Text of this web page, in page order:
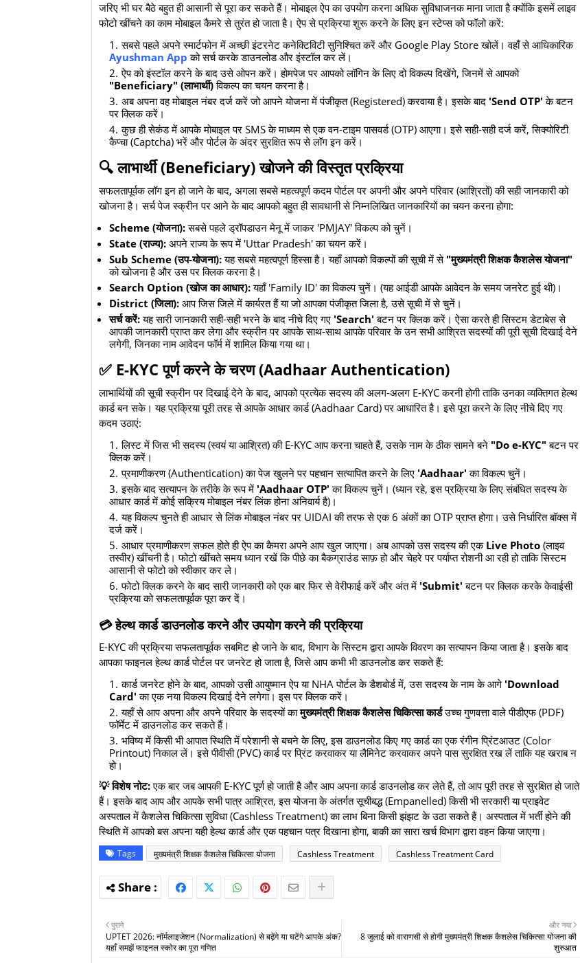
जरिए भी घर बैठे बहुत ही आसानी से पूरा कर सकते हैं। मोबाइल ऐप का उपयोग करना अधिक सुविधाजनक माना जाता है क्योंकि इसमें लाइव
फोटो खींचने का काम मोबाइल कैमरे से तुरंत हो जाता है। ऐप से प्रक्रिया शुरू करने के लिए इन स्टेप्स को फॉलो करें:
​सबसे पहले अपने स्मार्टफोन में अच्छी इंटरनेट कनेक्टिविटी सुनिश्चित करें और Google Play Store खोलें। वहाँ से आधिकारिक
Ayushman App को सर्च करके डाउनलोड और इंस्टॉल कर लें।
​ऐप को इंस्टॉल करने के बाद उसे ओपन करें। होमपेज पर आपको लॉगिन के लिए दो विकल्प दिखेंगे, जिनमें से आपको
"Beneficiary" (लाभार्थी)विकल्प का चयन करना है।
​अब अपना वह मोबाइल नंबर दर्ज करें जो आपने योजना में पंजीकृत (Registered) करवाया है। इसके बाद 'Send OTP' के बटन
पर क्लिक करें।
​कुछ ही सेकंड में आपके मोबाइल पर SMS के माध्यम से एक वन-टाइम पासवर्ड (OTP) आएगा। इसे सही-सही दर्ज करें, सिक्योरिटी
कैप्चा (Captcha) भरें और पोर्टल के अंदर सुरक्षित रूप से लॉग इन करें।
​🔍 लाभार्थी (Beneficiary) खोजने की विस्तृत प्रक्रिया
​सफलतापूर्वक लॉग इन हो जाने के बाद, अगला सबसे महत्वपूर्ण कदम पोर्टल पर अपनी और अपने परिवार (आश्रितों) की सही जानकारी को
खोजना है। सर्च पेज स्क्रीन पर आने के बाद आपको बहुत ही सावधानी से निम्नलिखित जानकारियों का चयन करना होगा:
Scheme (योजना):सबसे पहले ड्रॉपडाउन मेनू में जाकर 'PMJAY' विकल्प को चुनें।
State (राज्य): अपने राज्य के रूप में 'Uttar Pradesh' का चयन करें।
Sub Scheme (उप-योजना):यह सबसे महत्वपूर्ण हिस्सा है। यहाँ आपको विकल्पों की सूची में से "मुख्यमंत्री शिक्षक कैशलेस योजना"
को खोजना है और उस पर क्लिक करना है।
Search Option (खोज का आधार):यहाँ 'Family ID' का विकल्प चुनें। (यह आईडी आपके आवेदन के समय जनरेट हुई थी)।
District (जिला): आप जिस जिले में कार्यरत हैं या जो आपका पंजीकृत जिला है, उसे सूची में से चुनें।
सर्च करें:यह सारी जानकारी सही-सही भरने के बाद नीचे दिए गए 'Search' बटन पर क्लिक करें। ऐसा करते ही सिस्टम डेटाबेस से
आपकी जानकारी प्राप्त कर लेगा और स्क्रीन पर आपके साथ-साथ आपके परिवार के उन सभी आश्रित सदस्यों की पूरी सूची दिखाई देने
लगेगी, जिनका नाम आवेदन फॉर्म में शामिल किया गया था।
​✅ E-KYC पूर्ण करने के चरण (Aadhaar Authentication)
​लाभार्थियों की सूची स्क्रीन पर दिखाई देने के बाद, आपको प्रत्येक सदस्य की अलग-अलग E-KYC करनी होगी ताकि उनका व्यक्तिगत हेल्थ
कार्ड बन सके। यह प्रक्रिया पूरी तरह से आपके आधार कार्ड (Aadhaar Card) पर आधारित है। इसे पूरा करने के लिए नीचे दिए गए
कदम उठाएं:
​लिस्ट में जिस भी सदस्य (स्वयं या आश्रित) की E-KYC आप करना चाहते हैं, उसके नाम के ठीक सामने बने "Do e-KYC" बटन पर
क्लिक करें।
​प्रमाणीकरण (Authentication) का पेज खुलने पर पहचान सत्यापित करने के लिए 'Aadhaar' का विकल्प चुनें।
​इसके बाद सत्यापन के तरीके के रूप में 'Aadhaar OTP' का विकल्प चुनें। (ध्यान रहे, इस प्रक्रिया के लिए संबंधित सदस्य के
आधार कार्ड में कोई सक्रिय मोबाइल नंबर लिंक होना अनिवार्य है)।
​यह विकल्प चुनते ही आधार से लिंक मोबाइल नंबर पर UIDAI की तरफ से एक 6 अंकों का OTP प्राप्त होगा। उसे निर्धारित बॉक्स में
दर्ज करें।
​आधार प्रमाणीकरण सफल होते ही ऐप का कैमरा अपने आप खुल जाएगा। अब आपको उस सदस्य की एक Live Photo (लाइव
तस्वीर) खींचनी है। फोटो खींचते समय ध्यान रखें कि पीछे का बैकग्राउंड साफ़ हो और चेहरे पर पर्याप्त रोशनी आ रही हो ताकि सिस्टम
आसानी से फोटो को स्वीकार कर ले।
​फोटो क्लिक करने के बाद सारी जानकारी को एक बार फिर से वेरीफाई करें और अंत में 'Submit' बटन पर क्लिक करके केवाईसी
प्रक्रिया को सफलतापूर्वक पूरा कर दें।
​💳 हेल्थ कार्ड डाउनलोड करने और उपयोग करने की प्रक्रिया
​E-KYC की प्रक्रिया सफलतापूर्वक सबमिट हो जाने के बाद, विभाग के सिस्टम द्वारा आपके विवरण का सत्यापन किया जाता है। इसके बाद
आपका फाइनल हेल्थ कार्ड पोर्टल पर जनरेट हो जाता है, जिसे आप कभी भी डाउनलोड कर सकते हैं:
​कार्ड जनरेट होने के बाद, आपको उसी आयुष्मान ऐप या NHA पोर्टल के डैशबोर्ड में, उस सदस्य के नाम के आगे 'Download
Card' का एक नया विकल्प दिखाई देने लगेगा। इस पर क्लिक करें।
​यहाँ से आप अपना और अपने परिवार के सदस्यों कामुख्यमंत्री शिक्षक कैशलेस चिकित्सा कार्डउच्च गुणवत्ता वाले पीडीएफ (PDF)
फॉर्मेट में डाउनलोड कर सकते हैं।
​भविष्य में किसी भी आपात स्थिति में परेशानी से बचने के लिए, इस डाउनलोड किए गए कार्ड का एक रंगीन प्रिंटआउट (Color
Printout) निकाल लें। इसे पीवीसी (PVC) कार्ड पर प्रिंट करवाकर या लैमिनेट करवाकर अपने पास सुरक्षित रख लें ताकि यह खराब न
हो।
💡 विशेष नोट:एक बार जब आपकी E-KYC पूर्ण हो जाती है और आप अपना कार्ड डाउनलोड कर लेते हैं, तो आप पूरी तरह से सुरक्षित हो जाते
हैं। इसके बाद आप और आपके सभी पात्र आश्रित, इस योजना के अंतर्गत सूचीबद्ध (Empanelled) किसी भी सरकारी या प्राइवेट
अस्पताल में कैशलेस चिकित्सा सुविधा (Cashless Treatment) का लाभ बिना किसी झंझट के उठा सकते हैं। अस्पताल में भर्ती होने की
स्थिति में आपको बस अपना यही हेल्थ कार्ड और एक पहचान पत्र दिखाना होगा, बाकी का सारा खर्च विभाग द्वारा वहन किया जाएगा।
Tags मुख्यमंत्री शिक्षक कैशलेस चिकित्सा योजना Cashless Treatment Cashless Treatment Card
और नया
8 जुलाई को वाराणसी से होगी मुख्यमंत्री शिक्षक कैशलेस चिकित्सा योजना की
शुरुआत
पुराने
UPTET 2026: नॉर्मलाइजेशन (Normalization) से बढ़ेंगे या घटेंगे आपके अंक?
यहाँ समझें फाइनल स्कोर का पूरा गणित